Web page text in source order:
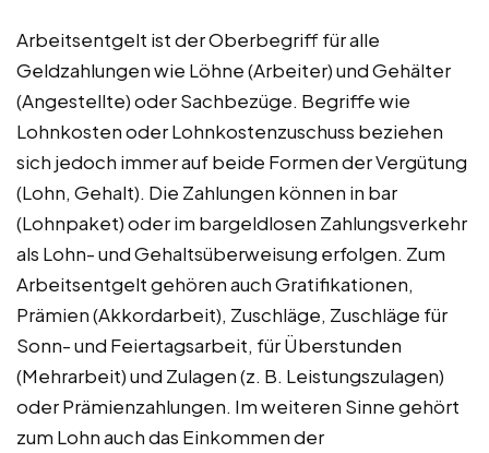
Arbeitsentgelt ist der Oberbegriff für alle
Geldzahlungen wie Löhne (Arbeiter) und Gehälter
(Angestellte) oder Sachbezüge. Begriffe wie
Lohnkosten oder Lohnkostenzuschuss beziehen
sich jedoch immer auf beide Formen der Vergütung
(Lohn, Gehalt). Die Zahlungen können in bar
(Lohnpaket) oder im bargeldlosen Zahlungsverkehr
als Lohn- und Gehaltsüberweisung erfolgen. Zum
Arbeitsentgelt gehören auch Gratifikationen,
Prämien (Akkordarbeit), Zuschläge, Zuschläge für
Sonn- und Feiertagsarbeit, für Überstunden
(Mehrarbeit) und Zulagen (z. B. Leistungszulagen)
oder Prämienzahlungen. Im weiteren Sinne gehört
zum Lohn auch das Einkommen der